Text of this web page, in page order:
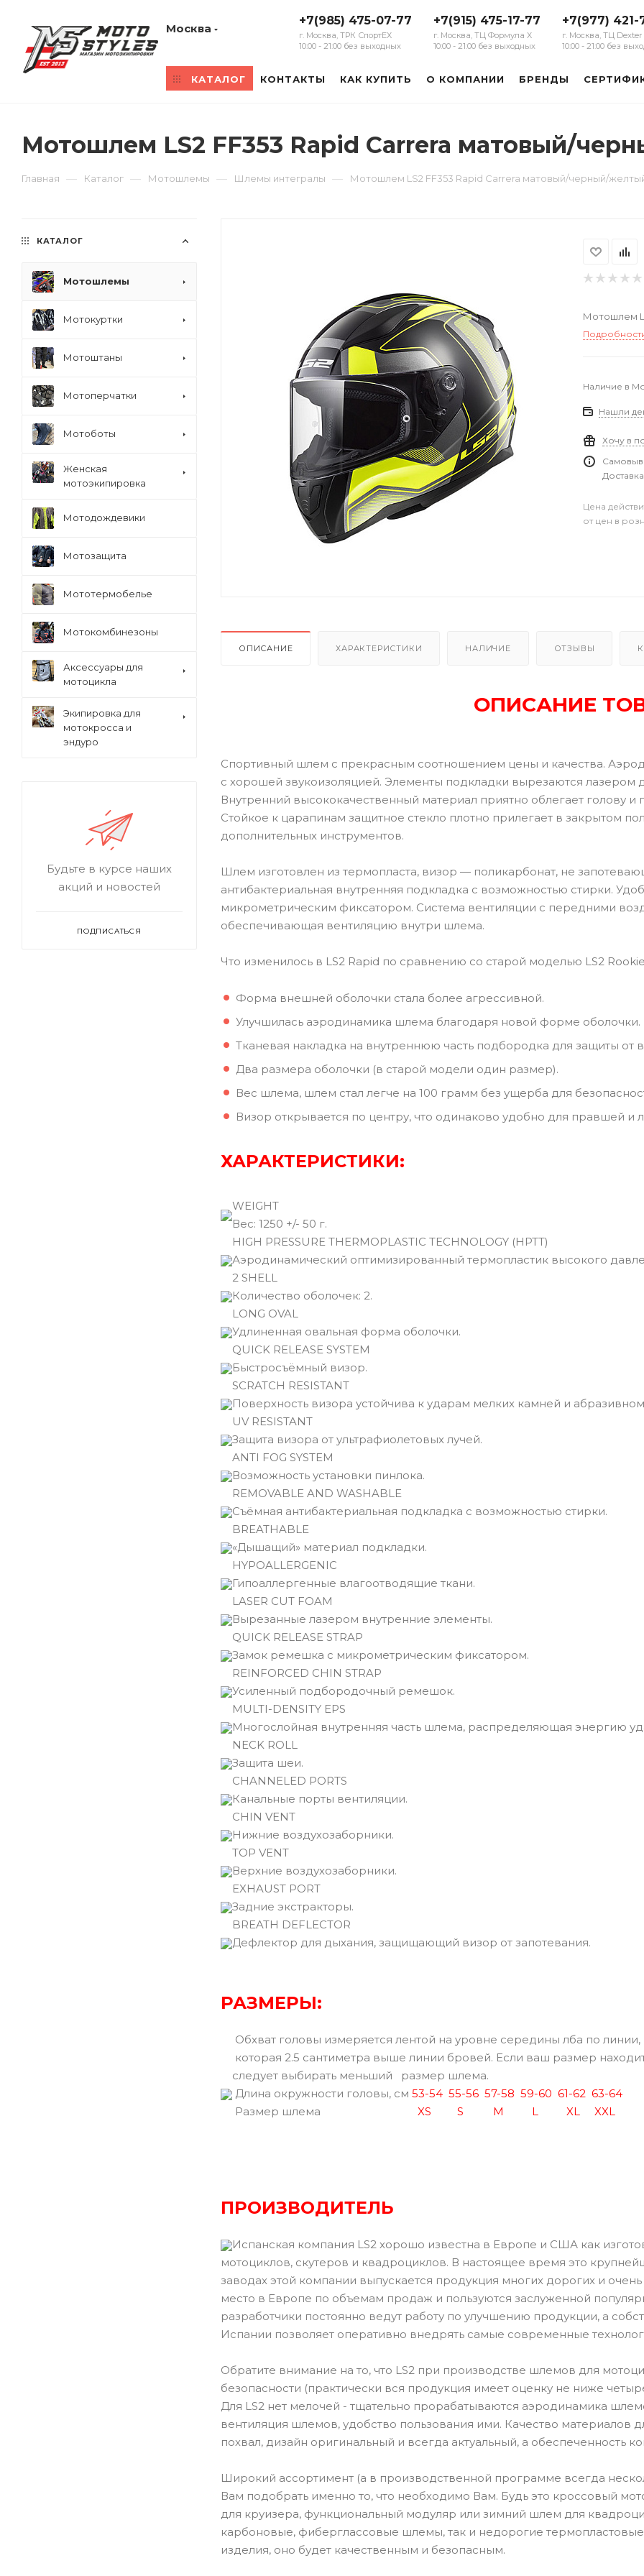
Москва
+7(985) 475-07-77
г. Москва, ТРК СпортЕХ
10:00 - 21:00 без выходных
+7(915) 475-17-77
г. Москва, ТЦ Формула Х
10:00 - 21:00 без выходных
+7(977) 421-
г. Москва, ТЦ Dexter
10:00 - 21:00 без
КАТАЛОГ КОНТАКТЫ КАК КУПИТЬ О КОМПАНИИ БРЕНДЫ
Мотошлем LS2 FF353 Rapid Carrera матовый/
Главная — Каталог — Мотошлемы — Шлемы интегралы — Мотошлем LS2 FF353 Rapid Carrera матовый/черный/
Мотошлем
Наличие в
Нашли
Хочу в
Цена
от цен в
ОПИСАНИЕ ХАРАКТЕРИСТИКИ НАЛИЧИЕ ОТЗЫВЫ
ОПИСАНИЕ
Спортивный шлем с прекрасным соотношением цены и качества.
с хорошей звукоизоляцией. Элементы подкладки вырезаются лазером
Внутренний высококачественный материал приятно облегает голову
Стойкое к царапинам защитное стекло плотно прилегает в закрытом
дополнительных инструментов.
Шлем изготовлен из термопласта, визор — поликарбонат, не
антибактериальная внутренняя подкладка с возможностью стирки.
микрометрическим фиксатором. Система вентиляции с передними
обеспечивающая вентиляцию внутри шлема.
Что изменилось в LS2 Rapid по сравнению со старой моделью LS2
Форма внешней оболочки стала более агрессивной.
Улучшилась аэродинамика шлема благодаря новой форме оболочки.
Тканевая накладка на внутреннюю часть подбородка для защиты от
Два размера оболочки (в старой модели один размер).
Вес шлема, шлем стал легче на 100 грамм без ущерба для
Визор открывается по центру, что одинаково удобно для правшей и
ХАРАКТЕРИСТИКИ:
WEIGHT
Вec: 1250 +/- 50 г.
HIGH PRESSURE THERMOPLASTIC TECHNOLOGY (HPTT)
Аэродинамический оптимизированный термопластик высокого
2 SHELL
Количество оболочек: 2.
LONG OVAL
Удлиненная овальная форма оболочки.
QUICK RELEASE SYSTEM
Быстросъёмный визор.
SCRATCH RESISTANT
Поверхность визора устойчива к ударам мелких камней и
UV RESISTANT
Защита визора от ультрафиолетовых лучей.
ANTI FOG SYSTEM
Возможность установки пинлока.
REMOVABLE AND WASHABLE
Съёмная антибактериальная подкладка с возможностью стирки.
BREATHABLE
«Дышащий» материал подкладки.
HYPOALLERGENIC
Гипоаллергенные влагоотводящие ткани.
LASER CUT FOAM
Вырезанные лазером внутренние элементы.
QUICK RELEASE STRAP
Замок ремешка с микрометрическим фиксатором.
REINFORCED CHIN STRAP
Усиленный подбородочный ремешок.
MULTI-DENSITY EPS
Многослойная внутренняя часть шлема, распределяющая энергию
NECK ROLL
Защита шеи.
CHANNELED PORTS
Канальные порты вентиляции.
CHIN VENT
Нижние воздухозаборники.
TOP VENT
Верхние воздухозаборники.
EXHAUST PORT
Задние экстракторы.
BREATH DEFLECTOR
Дефлектор для дыхания, защищающий визор от запотевания.
РАЗМЕРЫ:
Обхват головы измеряется лентой на уровне середины лба по линии,
которая 2.5 сантиметра выше линии бровей. Если ваш размер
следует выбирать меньший размер шлема.
Длина окружности головы, см 53-54 55-56 57-58 59-60 61-62 63-64
Размер шлема
XS S M L XL XXL
ПРОИЗВОДИТЕЛЬ
Испанская компания LS2 хорошо известна в Европе и США как
мотоциклов, скутеров и квадроциклов. В настоящее время это
заводах этой компании выпускается продукция многих дорогих и
место в Европе по объемам продаж и пользуются заслуженной
разработчики постоянно ведут работу по улучшению продукции, а
Испании позволяет оперативно внедрять самые современные
Обратите внимание на то, что LS2 при производстве шлемов для
безопасности (практически вся продукция имеет оценку не ниже
Для LS2 нет мелочей - тщательно прорабатываются аэродинамика
вентиляция шлемов, удобство пользования ими. Качество
похвал, дизайн оригинальный и всегда актуальный, а обеспеченность
Широкий ассортимент (а в производственной программе всегда
Вам подобрать именно то, что необходимо Вам. Будь это кроссовый
для круизера, функциональный модуляр или зимний шлем для
карбоновые, фиберглассовые шлемы, так и недорогие
изделия, оно будет качественным и безопасным.
КАТАЛОГ
Мотошлемы
Мотокуртки
Мотоштаны
Мотоперчатки
Мотоботы
Женская
мотоэкипировка
Мотодождевики
Мотозащита
Мототермобелье
Мотокомбинезоны
Аксессуары для
мотоцикла
Экипировка для
мотокросса и
эндуро
Будьте в курсе наших
акций и новостей
ПОДПИСАТЬСЯ